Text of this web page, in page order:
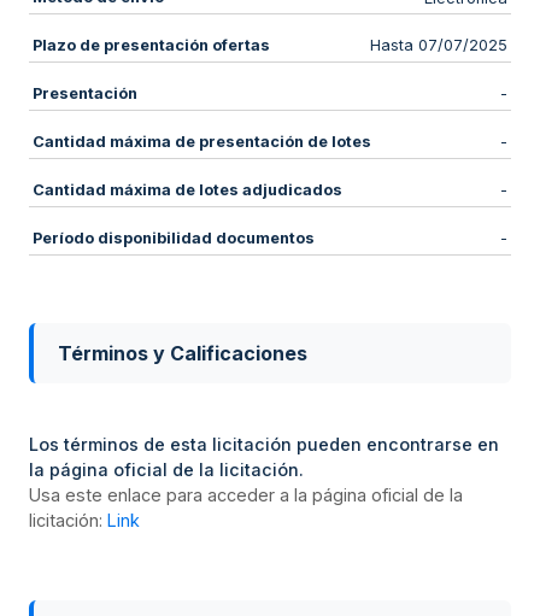
Plazo de presentación ofertas Hasta 07/07/2025
Presentación -
Cantidad máxima de presentación de lotes -
Cantidad máxima de lotes adjudicados -
Período disponibilidad documentos -
Términos y Calificaciones
Los términos de esta licitación pueden encontrarse en
la página oficial de la licitación.
Usa este enlace para acceder a la página oficial de la
licitación: Link